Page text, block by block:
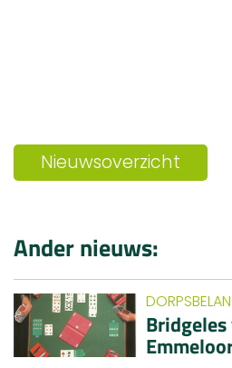
Nieuwsoverzicht
Ander nieuws: